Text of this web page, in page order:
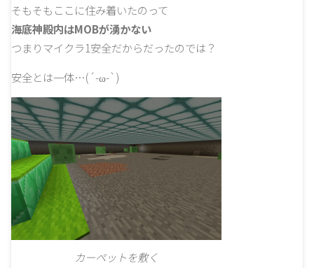
そもそもここに住み着いたのって
海底神殿内はMOBが湧かない
つまりマイクラ1安全だからだったのでは？
安全とは一体…(´-ω-`)
カーペットを敷く